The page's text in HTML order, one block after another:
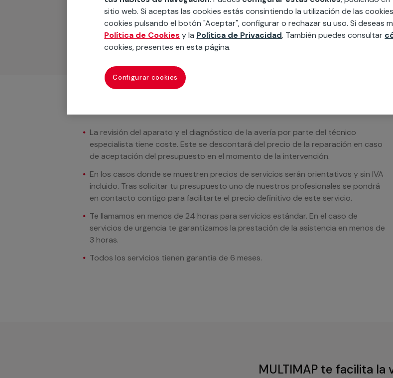
Podemos ofrecer cualquier servicio a medida incluyendo todo lo que necesites:
materiales, equipamientos, electrodomésticos, etc. Cuéntanos que necesitas
cuando te llamemos.
La revisión del aparato y el diagnóstico de la avería por parte del técnico
especialista tiene coste. Este se descontará del precio de la reparación en caso
de aceptación del presupuesto en el momento de la intervención.
En los casos donde se muestren precios de servicios serán orientativos y sin IVA
incluido. Tras solicitar tu presupuesto uno de nuestros profesionales se pondrá
en contacto contigo para facilitarte el precio definitivo de este servicio.
Te llamamos en menos de 24 horas para servicios estándar. En el caso de
servicios de urgencia te garantizamos la prestación de la asistencia en menos de
3 horas.
Todos los servicios tienen garantía de 6 meses.
MULTIMAP te facilita la
sitio web. Si aceptas las cookies estás consintiendo la utilización de las
cookies pulsando el botón "Aceptar", configurar o rechazar su uso. Si deseas
Política de Cookies y la Política de Privacidad. También puedes consultar
cookies, presentes en esta página.
Configurar cookies